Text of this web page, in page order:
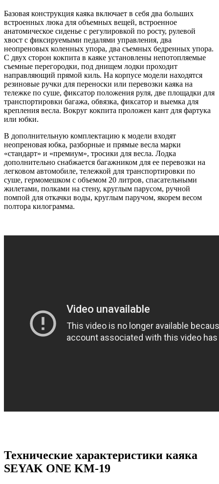
Базовая конструкция каяка включает в себя два больших
встроенных люка для объемных вещей, встроенное
анатомическое сиденье с регулировкой по росту, рулевой
хвост с фиксируемыми педалями управления, два
неопреновых коленных упора, два съемных бедренных упора.
С двух сторон кокпита в каяке установлены непотопляемые
съемные перегородки, под днищем лодки проходит
направляющий прямой киль. На корпусе модели находятся
резиновые ручки для переноски или перевозки каяка на
тележке по суше, фиксатор положения руля, две площадки для
транспортировки багажа, обвязка, фиксатор и выемка для
крепления весла. Вокруг кокпита проложен кант для фартука
или юбки.
В дополнительную комплектацию к модели входят
неопреновая юбка, разборные и прямые весла марки
«стандарт» и «премиум», тросики для весла. Лодка
дополнительно снабжается багажником для ее перевозки на
легковом автомобиле, тележкой для транспортировки по
суше, гермомешком с объемом 20 литров, спасательными
жилетами, полками на стену, круглым парусом, ручной
помпой для откачки воды, круглым паручом, якорем весом
полтора килограмма.
Технические характеристики каяка
SEYAK ONE KM-19